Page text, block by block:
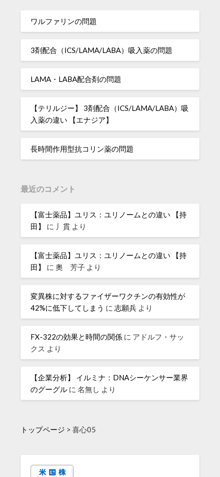
ワルファリンの問題
3剤配合（ICS/LAMA/LABA）吸入薬の問題
LAMA・LABA配合剤の問題
【テリルジー】 3剤配合（ICS/LAMA/LABA）吸
入薬の違い 【エナジア】
長時間作用型抗コリン薬の問題
最近のコメント
【富士薬品】ユリス：ユリノームとの違い 【持
田】
に 丿貫 より
【富士薬品】ユリス：ユリノームとの違い 【持
田】
に奧 芳子 より
変異株に対するファイザーワクチンの有効性が
42%に低下してしまう に志願兵 より
FX-322の効果と時間の関係 に アドルフ・サッ
クス より
【企業分析】 イルミナ：DNAシーケンサー業界
のグーグル に名無し より
トップページ >喜心05